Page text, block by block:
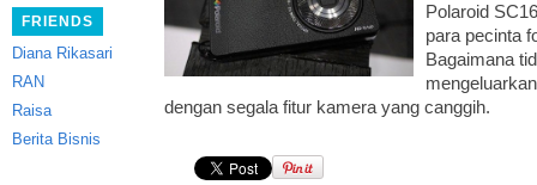
FRIENDS
Diana Rikasari
RAN
Raisa
Berita Bisnis
Polaroid
para pecinta
Bagaimana
dengan segala fitur kamera yang canggih.